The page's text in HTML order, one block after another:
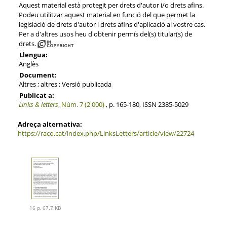
Aquest material està protegit per drets d'autor i/o drets afins.
Podeu utilitzar aquest material en funció del que permet la
legislació de drets d'autor i drets afins d'aplicació al vostre cas.
Per a d'altres usos heu d'obtenir permís del(s) titular(s) de
drets.
Llengua:
Anglès
Document:
Altres ; altres ; Versió publicada
Publicat a:
Links & letters, Núm. 7 (2 000), p. 165-180, ISSN 2385-5029
Adreça alternativa:
https://raco.cat/index.php/LinksLetters/article/view/22724
16 p, 67.7 KB